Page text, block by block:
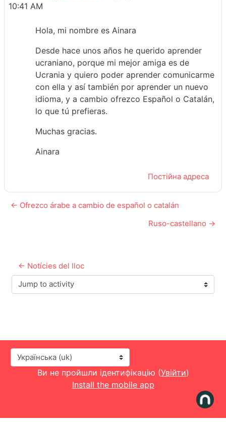
10:41 AM
Hola, mi nombre es Ainara
Desde hace unos años he querido aprender
ucraniano, porque mi mejor amiga es de
Ucrania y quiero poder aprender comunicarme
con ella y así también por aprender un nuevo
idioma, y a cambio ofrezco Español o Catalán,
lo que tú prefieras.
Muchas gracias.
Ainara
Постійна адреса
← Ofrezco árabe a cambio de español o catalán
Ruso-castellano →
← Notícies del lloc
Jump to activity
Мова інтерфейсу
Ви не пройшли ідентифікацію (Увійти)
Install the mobile app